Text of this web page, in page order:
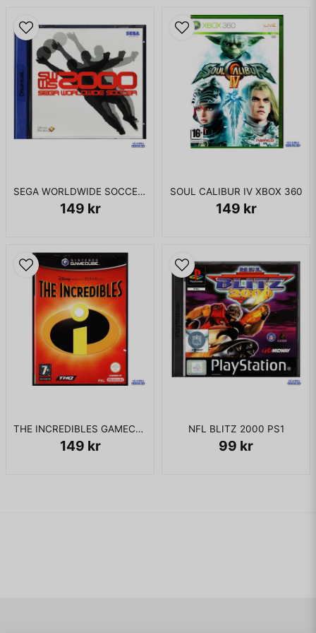
SEGA WORLDWIDE SOCCER 2000 DREAMCAST
149 kr
SOUL CALIBUR IV XBOX 360
149 kr
THE INCREDIBLES GAMECUBE
149 kr
NFL BLITZ 2000 PS1
99 kr